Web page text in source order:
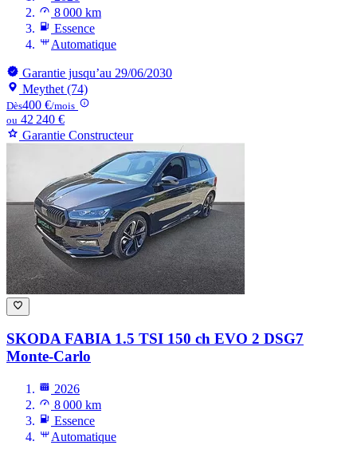
8 000 km
Essence
Automatique
Garantie jusqu’au 29/06/2030
Meythet (74)
Dès400 €/mois
ou 42 240 €
Garantie Constructeur
SKODA FABIA 1.5 TSI 150 ch EVO 2 DSG7
Monte-Carlo
2026
8 000 km
Essence
Automatique